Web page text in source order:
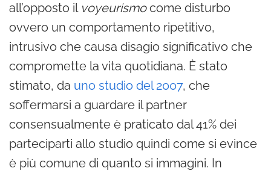
all’opposto il voyeurismocome disturbo
ovvero un comportamento ripetitivo,
intrusivo che causa disagio significativo che
compromette la vita quotidiana. È stato
stimato, da uno studio del 2007, che
soffermarsi a guardare il partner
consensualmente è praticato dal 41% dei
parteciparti allo studio quindi come si evince
è più comune di quanto si immagini. In